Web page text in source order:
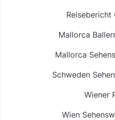
Reisebericht
Mallorca
Mallorca
Schweden
Wiener
Wien